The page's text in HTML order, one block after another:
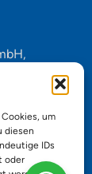
um
diesen
IDs
oder